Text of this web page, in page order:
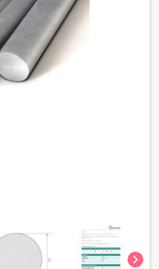
chevron_right